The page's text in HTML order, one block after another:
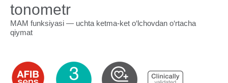
tonometr
MAM funksiyasi — uchta ketma-ket o‘lchovdan o‘rtacha
qiymat